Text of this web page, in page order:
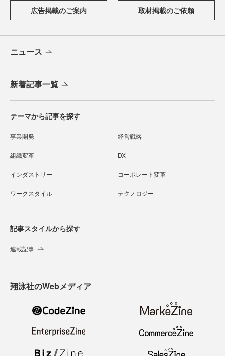
広告掲載のご案内 取材掲載のご依頼
ニュース
新着記事一覧
テーマから記事を探す
事業開発 経営戦略
組織変革 DX
インダストリー コーポレート変革
ワークスタイル テクノロジー
記事スタイルから探す
連載記事
翔泳社のWebメディア